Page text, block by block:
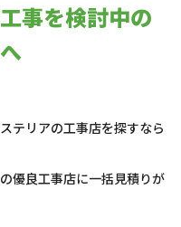
事を検討中の
テリアの工事店を探すなら
優良工事店に一括見積りが